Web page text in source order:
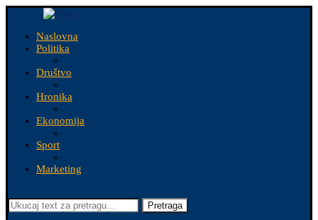
Naslovna
Politika
Društvo
Hronika
Ekonomija
Sport
Marketing
Pretraga